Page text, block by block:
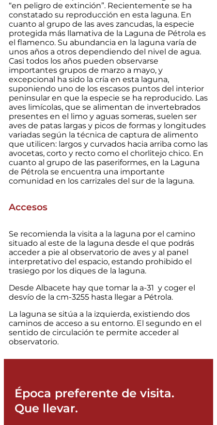
“en peligro de extinción”. Recientemente se ha
constatado su reproducción en esta laguna. En
cuanto al grupo de las aves zancudas, la especie
protegida más llamativa de la Laguna de Pétrola es
el flamenco. Su abundancia en la laguna varía de
unos años a otros dependiendo del nivel de agua.
Casi todos los años pueden observarse
importantes grupos de marzo a mayo, y
excepcional ha sido la cría en esta laguna,
suponiendo uno de los escasos puntos del interior
peninsular en que la especie se ha reproducido. Las
aves limícolas, que se alimentan de invertebrados
presentes en el limo y aguas someras, suelen ser
aves de patas largas y picos de formas y longitudes
variadas según la técnica de captura de alimento
que utilicen: largos y curvados hacia arriba como las
avocetas, corto y recto como el chorlitejo chico. En
cuanto al grupo de las paseriformes, en la Laguna
de Pétrola se encuentra una importante
comunidad en los carrizales del sur de la laguna.
Accesos
Se recomienda la visita a la laguna por el camino
situado al este de la laguna desde el que podrás
acceder a pie al observatorio de aves y al panel
interpretativo del espacio, estando prohibido el
trasiego por los diques de la laguna.
Desde Albacete hay que tomar la a-31 y coger el
desvío de la cm-3255 hasta llegar a Pétrola.
La laguna se sitúa a la izquierda, existiendo dos
caminos de acceso a su entorno. El segundo en el
sentido de circulación te permite acceder al
observatorio.
Época preferente de visita.
Que llevar.